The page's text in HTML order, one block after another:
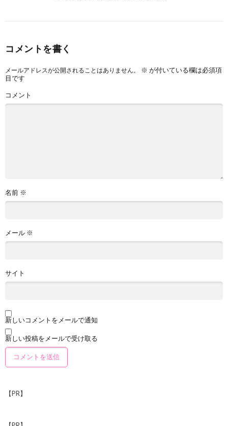
コメントを書く
メールアドレスが公開されることはありません。 ※ が付いている欄は必須項
目です
コメント
名前 ※
メール ※
サイト
新しいコメントをメールで通知
新しい投稿をメールで受け取る
【PR】